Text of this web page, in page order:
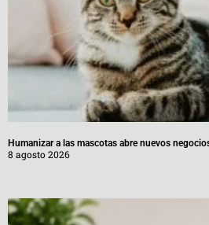
Humanizar a las mascotas abre nuevos
8 agosto 2026